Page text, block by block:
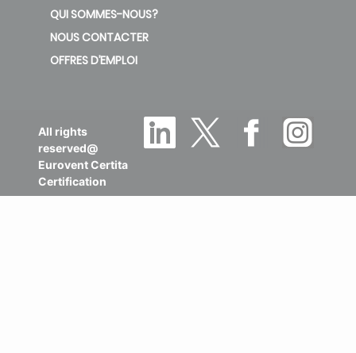
QUI SOMMES-NOUS?
NOUS CONTACTER
OFFRES D’EMPLOI
All rights
reserved@
Eurovent Certita
Certification